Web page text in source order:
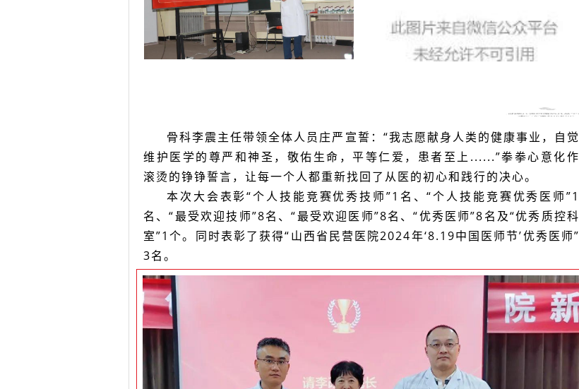
骨科李震主任带领全体人员庄严宣誓：“我志愿献身人类的健康事业，自觉
维护医学的尊严和神圣，敬佑生命，平等仁爱，患者至上......”拳拳心意化作
滚烫的铮铮誓言，让每一个人都重新找回了从医的初心和践行的决心。
本次大会表彰“个人技能竞赛优秀技师”1名、“个人技能竞赛优秀医师”1
名、“最受欢迎技师”8名、“最受欢迎医师”8名、“优秀医师”8名及“优秀质控科
室”1个。同时表彰了获得“山西省民营医院2024年‘8.19中国医师节’优秀医师”
3名。